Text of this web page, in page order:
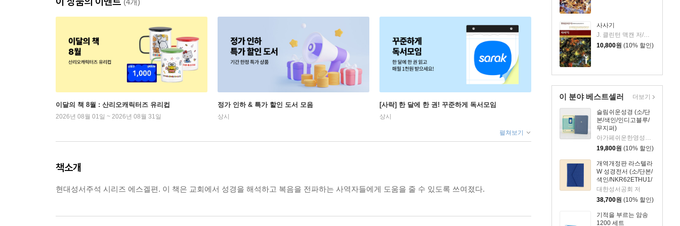
사사기
10,800원 (10% 할인)
이 분야 베스트셀러
슬림쉬운성경 (소/단
본/색인/인디고블루/
무지퍼)
아가페쉬운한영성경편찬위원회 저
19,800원 (10% 할인)
개역개정판 라스텔라
W 성경전서 (소/단본/
색인/NKR62ETHU1/
지갑식/다크블루)
대한성서공회 저
38,700원 (10% 할인)
기적을 부르는 암송
1200 세트
더보기
(4개)
이달의 책 8월 : 산리오캐릭터즈 유리컵
2026년 08월 01일 ~ 2026년 08월 31일
정가 인하 & 특가 할인 도서 모음
상시
[사락] 한 달에 한 권! 꾸준하게 독서모임
상시
펼쳐보기
책소개
현대성서주석 시리즈 에스겔편. 이 책은 교회에서 성경을 해석하고 복음을 전파하는 사역자들에게 도움을 줄 수 있도록 쓰여졌다.